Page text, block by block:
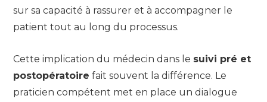
sur sa capacité à rassurer et à accompagner le
patient tout au long du processus.
Cette implication du médecin dans le suivi pré et
postopératoire fait souvent la différence. Le
praticien compétent met en place un dialogue